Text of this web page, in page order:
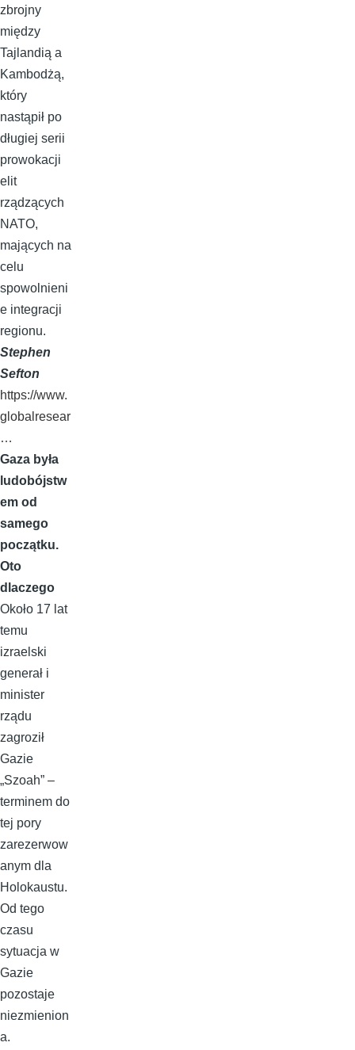
zbrojny
między
Tajlandią a
Kambodżą,
który
nastąpił po
długiej serii
prowokacji
elit
rządzących
NATO,
mających na
celu
spowolnieni
e integracji
regionu.
Stephen
Sefton
https://www.
globalresear
…
Gaza była
ludobójstw
em od
samego
początku.
Oto
dlaczego
Około 17 lat
temu
izraelski
generał i
minister
rządu
zagroził
Gazie
„Szoah” –
terminem do
tej pory
zarezerwow
anym dla
Holokaustu.
Od tego
czasu
sytuacja w
Gazie
pozostaje
niezmienion
a.